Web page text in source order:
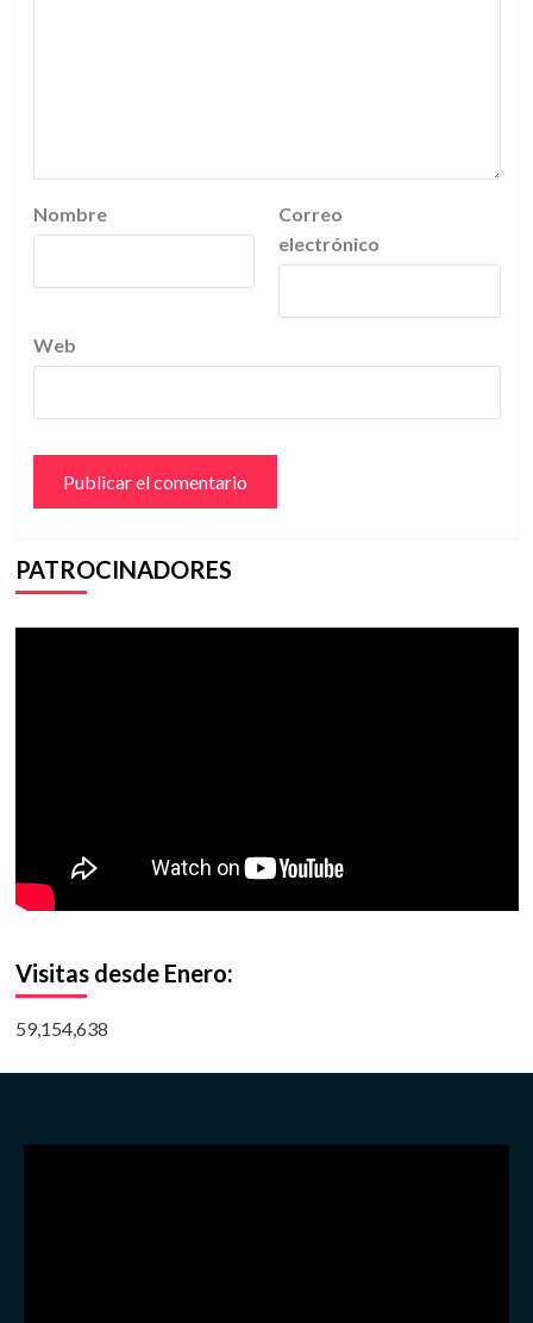
Nombre
Correo
electrónico
Web
PATROCINADORES
Visitas desde Enero:
59,154,638